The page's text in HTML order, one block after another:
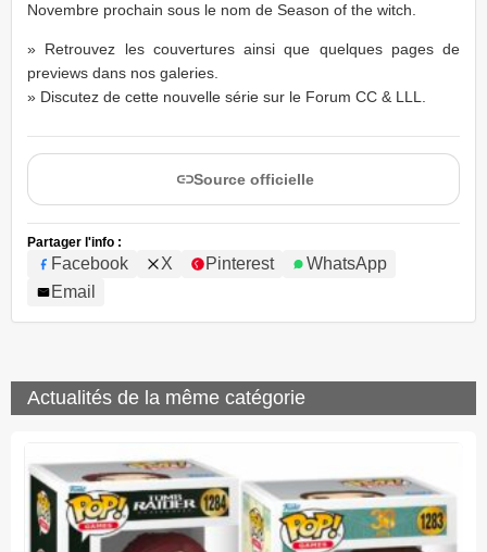
Novembre prochain sous le nom de Season of the witch.
» Retrouvez les couvertures ainsi que quelques pages de
previews dans nos galeries.
» Discutez de cette nouvelle série sur le Forum CC & LLL.
Source officielle
Partager l'info :
Facebook X Pinterest
WhatsApp
Email
Actualités de la même catégorie